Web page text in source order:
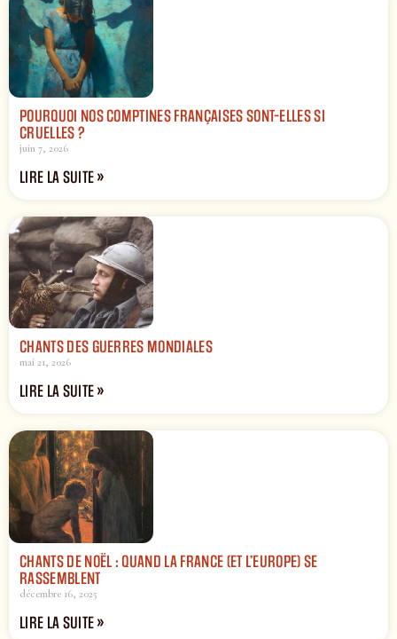
POURQUOI NOS COMPTINES FRANÇAISES SONT-ELLES SI
CRUELLES ?
juin 7, 2026
LIRE LA SUITE »
CHANTS DES GUERRES MONDIALES
mai 21, 2026
LIRE LA SUITE »
CHANTS DE NOËL : QUAND LA FRANCE (ET L’EUROPE) SE
RASSEMBLENT
décembre 16, 2025
LIRE LA SUITE »